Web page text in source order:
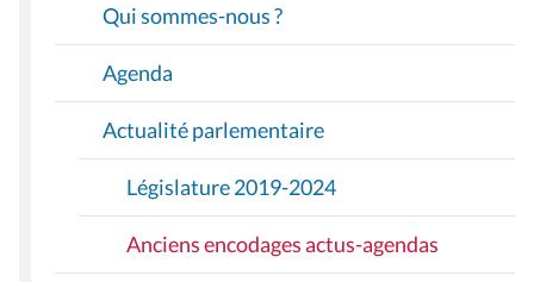
T
O
Qui sommes-nous ?
Agenda
Actualité parlementaire
Législature 2019-2024
Anciens encodages actus-agendas